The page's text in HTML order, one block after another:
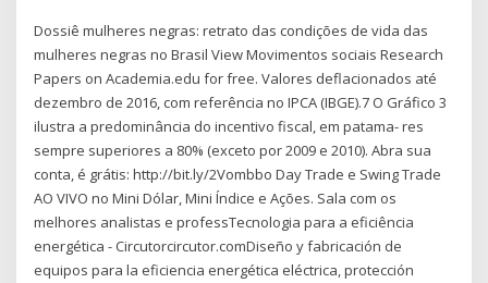
Dossiê mulheres negras: retrato das condições de vida das
mulheres negras no Brasil View Movimentos sociais Research
Papers on Academia.edu for free. Valores deflacionados até
dezembro de 2016, com referência no IPCA (IBGE).7 O Gráfico 3
ilustra a predominância do incentivo fiscal, em patama- res
sempre superiores a 80% (exceto por 2009 e 2010). Abra sua
conta, é grátis: http://bit.ly/2Vombbo Day Trade e Swing Trade
AO VIVO no Mini Dólar, Mini Índice e Ações. Sala com os
melhores analistas e professTecnologia para a eficiência
energética - Circutorcircutor.comDiseño y fabricación de
equipos para la eficiencia energética eléctrica, protección